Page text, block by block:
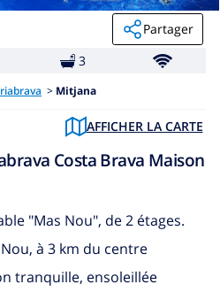
Partager
3
> Mitjana
AFFICHER LA CARTE
Costa Brava Maison
"Mas Nou", de 2 étages.
à 3 km du centre
tranquille, ensoleillée